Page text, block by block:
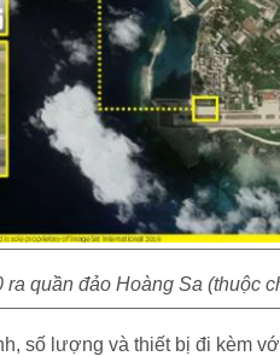
quần đảo Hoàng Sa (thuộc
số lượng và thiết bị đi kèm